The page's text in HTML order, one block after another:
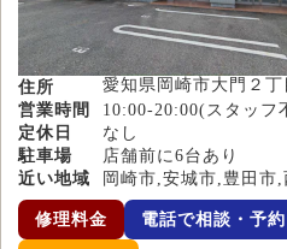
住所
愛知県岡崎市大門２丁
営業時間
10:00-20:00(スタッフ
定休日
なし
駐車場
店舗前に6台あり
近い地域
岡崎市,安城市,豊田市,
修理料金 電話で相談・予約